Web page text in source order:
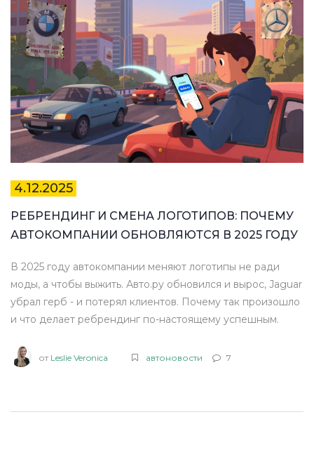
4.12.2025
РЕБРЕНДИНГ И СМЕНА ЛОГОТИПОВ: ПОЧЕМУ
АВТОКОМПАНИИ ОБНОВЛЯЮТСЯ В 2025 ГОДУ
В 2025 году автокомпании меняют логотипы не ради
моды, а чтобы выжить. Авто.ру обновился и вырос, Jaguar
убрал герб - и потерял клиентов. Почему так произошло
и что делает ребрендинг по-настоящему успешным.
от Leslie Veronica автоновости 7